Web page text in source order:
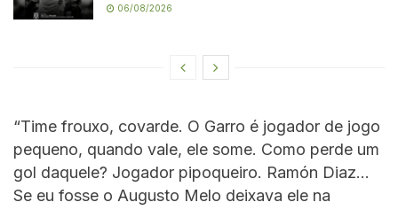
06/08/2026
“Time frouxo, covarde. O Garro é jogador de jogo
pequeno, quando vale, ele some. Como perde um
gol daquele? Jogador pipoqueiro. Ramón Diaz…
Se eu fosse o Augusto Melo deixava ele na